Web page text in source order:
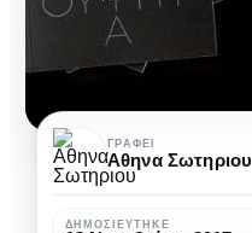
Συλλέκτης
χρόνου
του
ΓΡΆΦΕΙ
Αθηνα Σωτηριου
ΔΗΜΟΣΙΕΎΤΗΚΕ